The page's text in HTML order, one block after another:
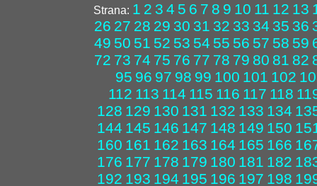
Strana: 1 2 3 4 5 6 7 8 9 10 11 12 13
26 27 28 29 30 31 32 33 34 35 36
49 50 51 52 53 54 55 56 57 58 59
72 73 74 75 76 77 78 79 80 81 82
95 96 97 98 99 100 101 102
112 113 114 115 116 117 118
128 129 130 131 132 133 134
144 145 146 147 148 149 150
160 161 162 163 164 165 166
176 177 178 179 180 181 182
192 193 194 195 196 197 198